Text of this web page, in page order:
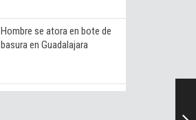
Hombre se atora en bote de
basura en Guadalajara